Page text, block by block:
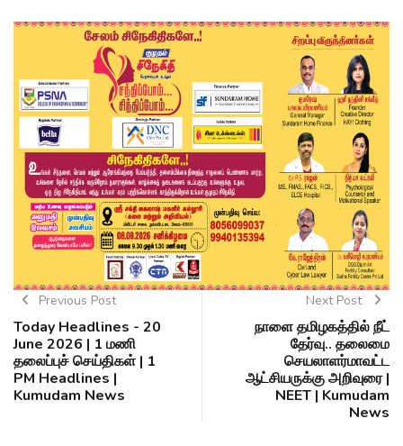
Previous Post
Today Headlines - 20
June 2026 | 1 மணி
தலைப்புச் செய்திகள் | 1
PM Headlines |
Kumudam News
Next Post
நாளை தமிழகத்தில் நீட்
தேர்வு.. தலைமை
செயலாளர்மாவட்ட
ஆட்சியருக்கு அறிவுரை |
NEET | Kumudam
News